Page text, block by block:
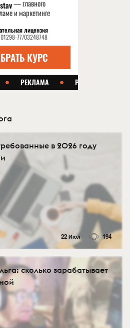
в 2026 году
22 Июл 194
сколько зарабатывает